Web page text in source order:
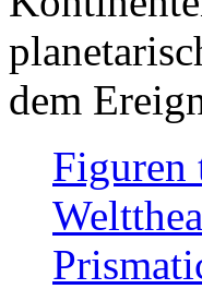
dem
Figuren